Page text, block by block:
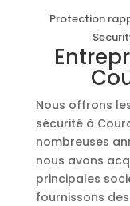
Protection
Nous offrons
sécurité à
nombreuses
nous avons
principales
fournissons